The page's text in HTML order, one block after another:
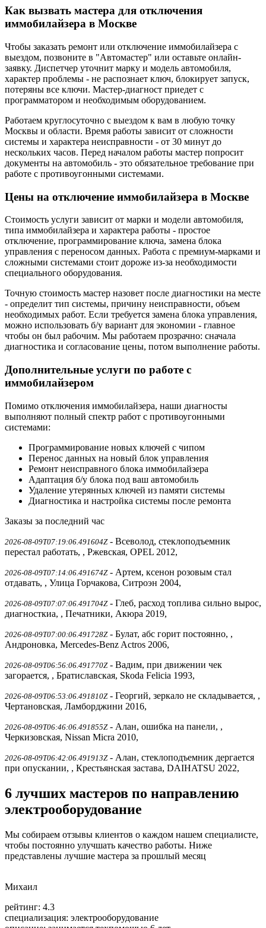
Как вызвать мастера для отключения
иммобилайзера в Москве
Чтобы заказать ремонт или отключение иммобилайзера с
выездом, позвоните в "Автомастер" или оставьте онлайн-
заявку. Диспетчер уточнит марку и модель автомобиля,
характер проблемы - не распознает ключ, блокирует запуск,
потеряны все ключи. Мастер-диагност приедет с
программатором и необходимым оборудованием.
Работаем круглосуточно с выездом к вам в любую точку
Москвы и области. Время работы зависит от сложности
системы и характера неисправности - от 30 минут до
нескольких часов. Перед началом работы мастер попросит
документы на автомобиль - это обязательное требование при
работе с противоугонными системами.
Цены на отключение иммобилайзера в Москве
Стоимость услуги зависит от марки и модели автомобиля,
типа иммобилайзера и характера работы - простое
отключение, программирование ключа, замена блока
управления с переносом данных. Работа с премиум-марками и
сложными системами стоит дороже из-за необходимости
специального оборудования.
Точную стоимость мастер назовет после диагностики на месте
- определит тип системы, причину неисправности, объем
необходимых работ. Если требуется замена блока управления,
можно использовать б/у вариант для экономии - главное
чтобы он был рабочим. Мы работаем прозрачно: сначала
диагностика и согласование цены, потом выполнение работы.
Дополнительные услуги по работе с
иммобилайзером
Помимо отключения иммобилайзера, наши диагносты
выполняют полный спектр работ с противоугонными
системами:
Программирование новых ключей с чипом
Перенос данных на новый блок управления
Ремонт неисправного блока иммобилайзера
Адаптация б/у блока под ваш автомобиль
Удаление утерянных ключей из памяти системы
Диагностика и настройка системы после ремонта
Заказы за последний час
2026-08-09T07:19:06.491604Z- Всеволод, стеклоподъемник
перестал работать, , Ржевская, OPEL 2012,
2026-08-09T07:14:06.491674Z- Артем, ксенон розовым стал
отдавать, , Улица Горчакова, Ситроэн 2004,
2026-08-09T07:07:06.491704Z- Глеб, расход топлива сильно вырос,
диагносткиа, , Печатники, Акюра 2019,
2026-08-09T07:00:06.491728Z- Булат, абс горит постоянно, ,
Андроновка, Mercedes-Benz Actros 2006,
2026-08-09T06:56:06.491770Z- Вадим, при движении чек
загорается, , Братиславская, Skoda Felicia 1993,
2026-08-09T06:53:06.491810Z- Георгий, зеркало не складывается, ,
Чертановская, Ламборджини 2016,
2026-08-09T06:46:06.491855Z- Алан, ошибка на панели, ,
Черкизовская, Nissan Micra 2010,
2026-08-09T06:42:06.491913Z- Алан, стеклоподъемник дергается
при опускании, , Крестьянская застава, DAIHATSU 2022,
6 лучших мастеров по направлению
электрооборудование
Мы собираем отзывы клиентов о каждом нашем специалисте,
чтобы постоянно улучшать качество работы. Ниже
представлены лучшие мастера за прошлый месяц
Михаил
рейтинг: 4.3
специализация: электрооборудование